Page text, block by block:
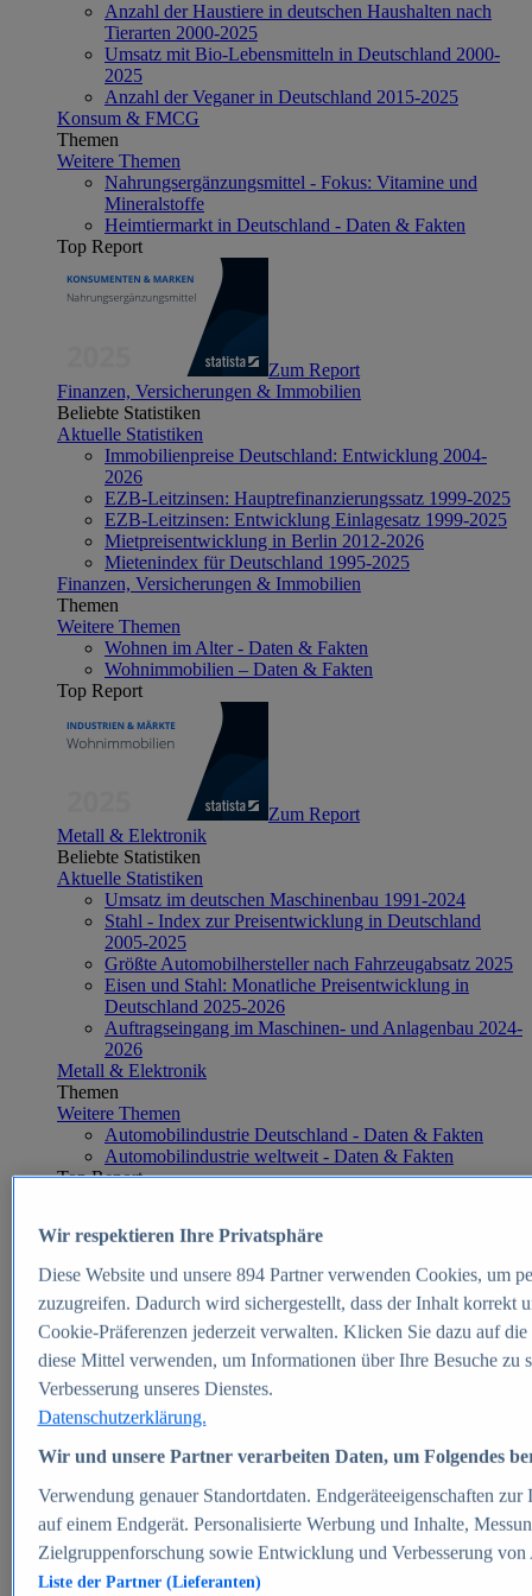
Anzahl der Haustiere in deutschen Haushalten nach
Tierarten 2000-2025
Umsatz mit Bio-Lebensmitteln in Deutschland 2000-
2025
Anzahl der Veganer in Deutschland 2015-2025
Konsum & FMCG
Themen
Weitere Themen
Nahrungsergänzungsmittel - Fokus: Vitamine und
Mineralstoffe
Heimtiermarkt in Deutschland - Daten & Fakten
Top Report
Zum Report
Finanzen, Versicherungen & Immobilien
Beliebte Statistiken
Aktuelle Statistiken
Immobilienpreise Deutschland: Entwicklung 2004-
2026
EZB-Leitzinsen: Hauptrefinanzierungssatz 1999-2025
EZB-Leitzinsen: Entwicklung Einlagesatz 1999-2025
Mietpreisentwicklung in Berlin 2012-2026
Mietenindex für Deutschland 1995-2025
Finanzen, Versicherungen & Immobilien
Themen
Weitere Themen
Wohnen im Alter - Daten & Fakten
Wohnimmobilien – Daten & Fakten
Top Report
Zum Report
Metall & Elektronik
Beliebte Statistiken
Aktuelle Statistiken
Umsatz im deutschen Maschinenbau 1991-2024
Stahl - Index zur Preisentwicklung in Deutschland
2005-2025
Größte Automobilhersteller nach Fahrzeugabsatz 2025
Eisen und Stahl: Monatliche Preisentwicklung in
Deutschland 2025-2026
Auftragseingang im Maschinen- und Anlagenbau 2024-
2026
Metall & Elektronik
Themen
Weitere Themen
Automobilindustrie Deutschland - Daten & Fakten
Automobilindustrie weltweit - Daten & Fakten
Top Report
Zum Report
E-commerce
Beliebte Statistiken
Aktuelle Statistiken
E-Commerce - Entwicklung des Umsatzes in
Deutschland 1999-2025
Umsatz von Amazon in Deutschland und weltweit
2010-2025
B2C-E-Commerce: Top-50 Online Shops in
Deutschland 2024
Marktanteile von Online-Zahlungsverfahren in
Deutschland 2024
Umsatzstarke Warengruppen im Online-Handel in
Deutschland 2023-2025
Wir respektieren Ihre Privatsphäre
Diese Website und unsere 894Partner verwenden Cookies, um
zuzugreifen. Dadurch wird sichergestellt, dass der Inhalt korrekt
Cookie-Präferenzen jederzeit verwalten. Klicken Sie dazu auf
diese Mittel verwenden, um Informationen über Ihre Besuche
Verbesserung unseres Dienstes.
Datenschutzerklärung.
Wir und unsere Partner verarbeiten Daten, um Folgendes
Verwendung genauer Standortdaten. Endgeräteeigenschaften
auf einem Endgerät. Personalisierte Werbung und Inhalte,
Zielgruppenforschung sowie Entwicklung und Verbesserung von
Liste der Partner (Lieferanten)